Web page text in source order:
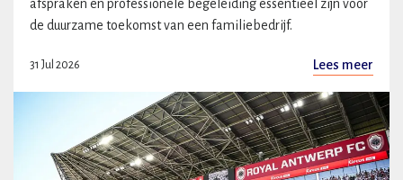
afspraken en professionele begeleiding essentieel zijn voor
de duurzame toekomst van een familiebedrijf.
31 Jul 2026 Lees meer